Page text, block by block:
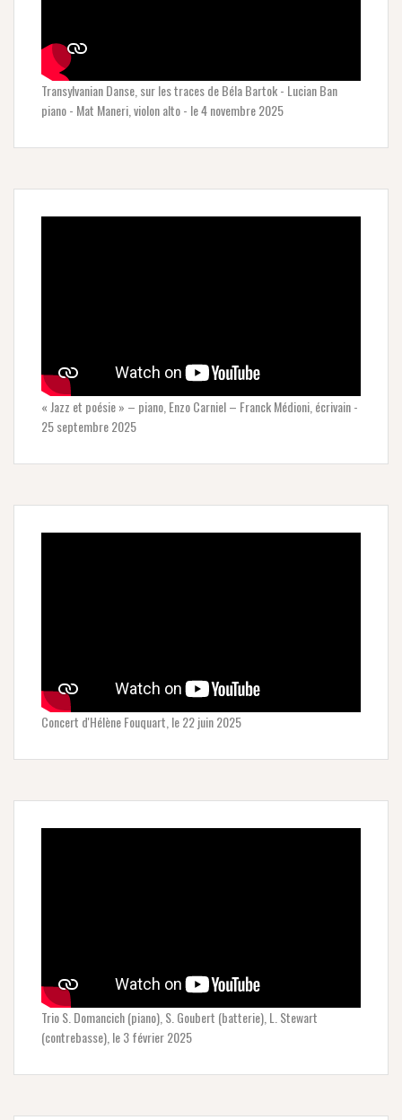
Transylvanian Danse, sur les traces de Béla Bartok - Lucian Ban
piano - Mat Maneri, violon alto - le 4 novembre 2025
« Jazz et poésie » – piano, Enzo Carniel – Franck Médioni, écrivain -
25 septembre 2025
Concert d'Hélène Fouquart, le 22 juin 2025
Trio S. Domancich (piano), S. Goubert (batterie), L. Stewart
(contrebasse), le 3 février 2025